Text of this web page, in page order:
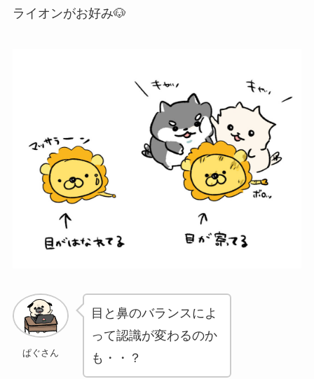
ライオンがお好み🐶
ぱぐさん
目と鼻のバランスによ
って認識が変わるのか
も・・？